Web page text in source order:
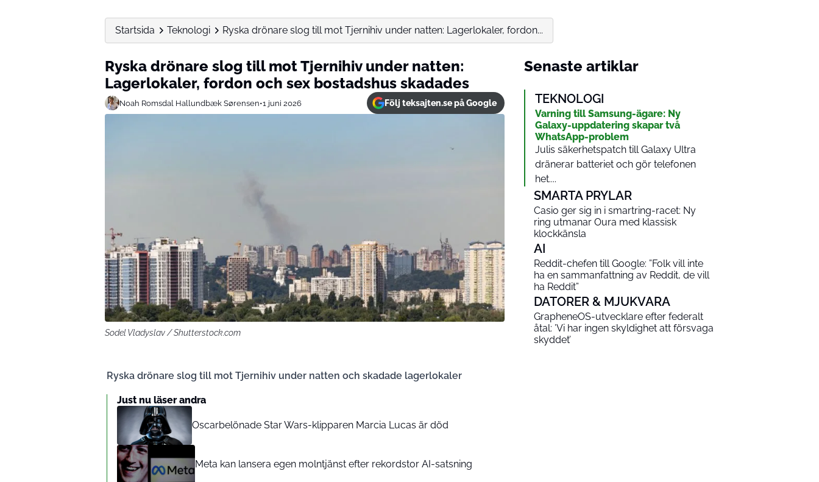
Startsida Teknologi Ryska drönare slog till mot Tjernihiv under natten: Lagerlokaler, fordon...
Ryska drönare slog till mot Tjernihiv under natten:
Lagerlokaler, fordon och sex bostadshus skadades
Noah Romsdal Hallundbæk Sørensen•1 juni 2026 Följ teksajten.se på Google
Sodel Vladyslav / Shutterstock.com
Ryska drönare slog till mot Tjernihiv under natten och skadade lagerlokaler
Just nu läser andra
Oscarbelönade Star Wars-klipparen Marcia Lucas är död
Meta kan lansera egen molntjänst efter rekordstor AI-satsning
Senaste artiklar
TEKNOLOGI
Varning till Samsung-ägare: Ny
Galaxy-uppdatering skapar två
WhatsApp-problem
Julis säkerhetspatch till Galaxy Ultra
dränerar batteriet och gör telefonen
het....
SMARTA PRYLAR
Casio ger sig in i smartring-racet: Ny
ring utmanar Oura med klassisk
klockkänsla
AI
Reddit-chefen till Google: ”Folk vill inte
ha en sammanfattning av Reddit, de vill
ha Reddit”
DATORER & MJUKVARA
GrapheneOS-utvecklare efter federalt
åtal: ’Vi har ingen skyldighet att försvaga
skyddet’